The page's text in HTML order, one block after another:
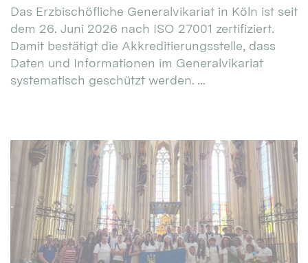
Das Erzbischöfliche Generalvikariat in Köln ist seit
dem 26. Juni 2026 nach ISO 27001 zertifiziert.
Damit bestätigt die Akkreditierungsstelle, dass
Daten und Informationen im Generalvikariat
systematisch geschützt werden. ...